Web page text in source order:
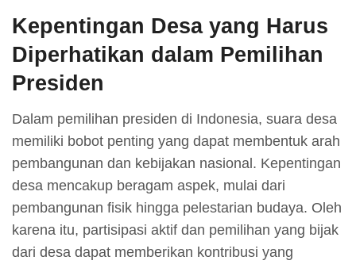
Kepentingan Desa yang Harus
Diperhatikan dalam Pemilihan
Presiden
Dalam pemilihan presiden di Indonesia, suara desa
memiliki bobot penting yang dapat membentuk arah
pembangunan dan kebijakan nasional. Kepentingan
desa mencakup beragam aspek, mulai dari
pembangunan fisik hingga pelestarian budaya. Oleh
karena itu, partisipasi aktif dan pemilihan yang bijak
dari desa dapat memberikan kontribusi yang